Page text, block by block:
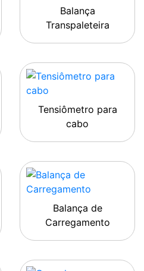
Balança
Transpaleteira
Tensiômetro para
cabo
Balança de
Carregamento